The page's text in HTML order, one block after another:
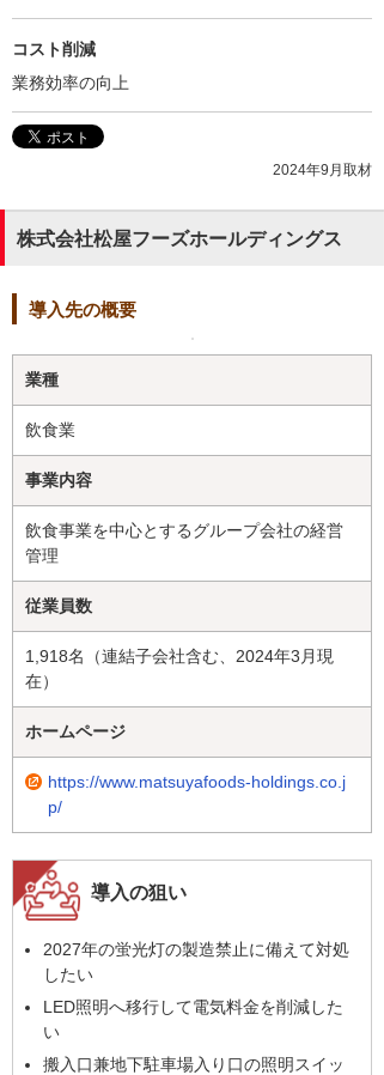
コスト削減
業務効率の向上
2024年9月取材
株式会社松屋フーズホールディングス
導入先の概要
業種
飲食業
事業内容
飲食事業を中心とするグループ会社の経営
管理
従業員数
1,918名（連結子会社含む、2024年3月現
在）
ホームページ
https://www.matsuyafoods-holdings.co.j
p/
導入の狙い
2027年の蛍光灯の製造禁止に備えて対処
したい
LED照明へ移行して電気料金を削減した
い
搬入口兼地下駐車場入り口の照明スイッ